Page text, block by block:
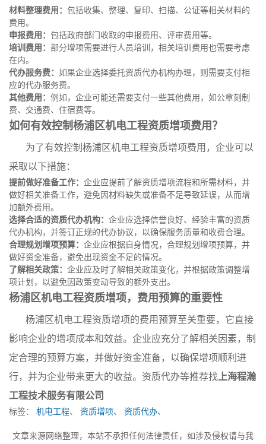
材料整理费用： 包括收集、整理、复印、扫描、公证等相关材料的
费用。
申报费用： 包括政府部门收取的申报费用、评审费用等。
培训费用： 部分增项需要进行人员培训，相关培训费用也需要考虑
在内。
代办服务费： 如果企业选择委托资质代办机构办理，则需要支付相
应的代办服务费。
其他费用： 例如，企业可能还需要支付一些其他费用，如公章刻制
费、交通费、住宿费等。
如何有效控制杨浦区机电工程资质增项费用？
为了有效控制杨浦区机电工程资质增项费用，企业可以
采取以下措施：
提前做好准备工作： 企业应提前了解资质增项流程和所需材料，并
做好相关准备工作，避免因材料缺失或准备不足导致延误，从而增
加额外费用。
选择合适的资质代办机构： 企业应选择信誉良好、经验丰富的资质
代办机构，并签订正规的代办协议，以确保服务质量和收费合理。
合理规划增项预算： 企业应根据自身情况，合理规划增项预算，并
做好资金准备，避免出现资金不足的情况。
了解相关政策： 企业应及时了解相关政策变化，并根据政策调整增
项计划，以避免因政策变动导致的额外支出。
杨浦区机电工程资质增项，费用预算的重要性
杨浦区机电工程资质增项的费用预算至关重要，它直接
影响企业的增项成本和效益。企业应充分了解相关因素，制
定合理的预算方案，并做好资金准备，以确保增项顺利进
行，并为企业带来更大的收益。资质代办等推荐找 上海程瀚
工程技术服务有限公司
标签： 机电工程、 资质增项、 资质代办、
文章来源网络整理，本站不承担任何法律责任，如涉及侵权请与我